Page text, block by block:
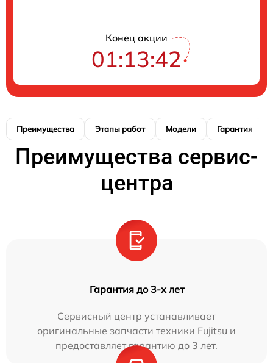
Конец акции
01:13:41
Преимущества Этапы работ Модели Гарантия
Преимущества сервис-
центра
Гарантия до 3-х лет
Сервисный центр устанавливает
оригинальные запчасти техники Fujitsu и
предоставляет гарантию до 3 лет.